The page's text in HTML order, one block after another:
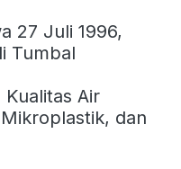
27 Juli 1996,
Tumbal
Air
dan